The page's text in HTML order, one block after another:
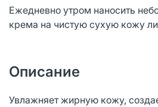
Ежедневно утром наносить
крема на чистую сухую кожу
Описание
Увлажняет жирную кожу,